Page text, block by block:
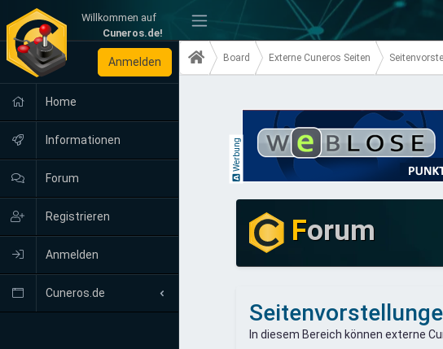
Willkommen auf
Cuneros.de!
-
Anmelden
Home
Informationen
Forum
Registrieren
Anmelden
Cuneros.de
Board Externe Cuneros Seiten
Werbung
Forum
In diesem Bereich können externe